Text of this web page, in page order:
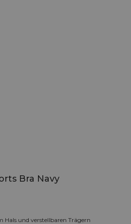
Bra Navy
und verstellbaren Trägern